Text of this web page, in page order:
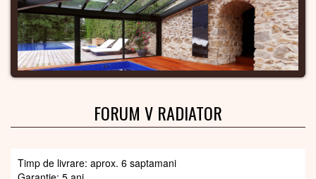
FORUM V RADIATOR
Timp de livrare: aprox. 6 saptamani